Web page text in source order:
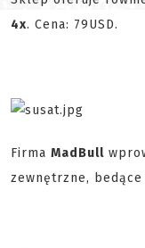
4x. Cena: 79USD.
Firma MadBull
zewnętrzne,